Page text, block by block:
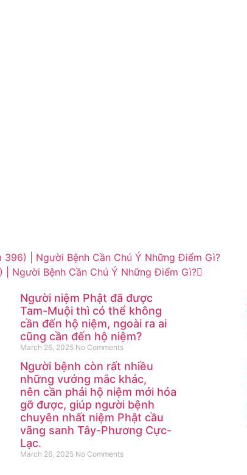
| Người Bệnh Cần Chú Ý Những Điểm Gì?
Người Bệnh Cần Chú Ý Những Điểm Gì?
Người niệm Phật đã được
Tam-Muội thì có thể không
cần đến hộ niệm, ngoài ra ai
cũng cần đến hộ niệm?
March 26, 2025 No Comments
Người bệnh còn rất nhiều
những vướng mắc khác,
nên cần phải hộ niệm mới hóa
gỡ được, giúp người bệnh
chuyên nhất niệm Phật cầu
vãng sanh Tây-Phương Cực-
Lạc.
March 26, 2025 No Comments